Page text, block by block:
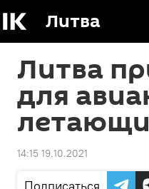
Литва
Литва
для
14:15 19.10.2021